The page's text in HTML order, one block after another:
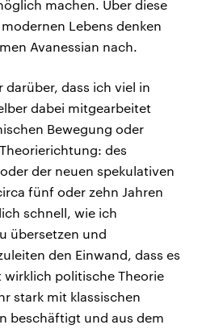
machen. Über diese
Lebens denken
Avanessian nach.
darüber, dass ich viel in
dabei mitgearbeitet
Bewegung oder
des
der neuen spekulativen
fünf oder zehn Jahren
schnell, wie ich
übersetzen und
den Einwand, dass es
politische Theorie
stark mit klassischen
beschäftigt und aus dem